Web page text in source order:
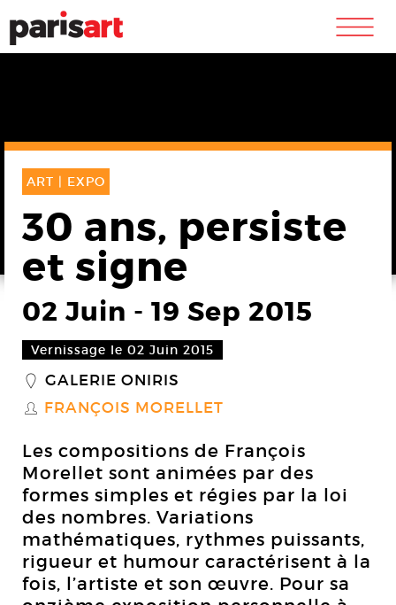
m
ART | EXPO
30 ans, persiste
et signe
02 Juin - 19 Sep 2015
Vernissage le 02 Juin 2015
_ GALERIE ONIRIS
S FRANÇOIS MORELLET
Les compositions de François
Morellet sont animées par des
formes simples et régies par la loi
des nombres. Variations
mathématiques, rythmes puissants,
rigueur et humour caractérisent à la
fois, l’artiste et son œuvre. Pour sa